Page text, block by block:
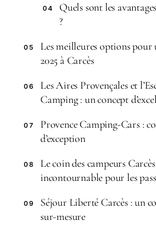
04
Quels sont les
?
05
Les meilleures options pour
2025 à Carcès
06
Les Aires Provençales et
Camping : un concept
07
Provence Camping-Cars :
d’exception
08
Le coin des campeurs
incontournable pour les
09
Séjour Liberté Carcès : un
sur-mesure